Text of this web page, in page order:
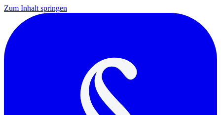
Zum Inhalt springen